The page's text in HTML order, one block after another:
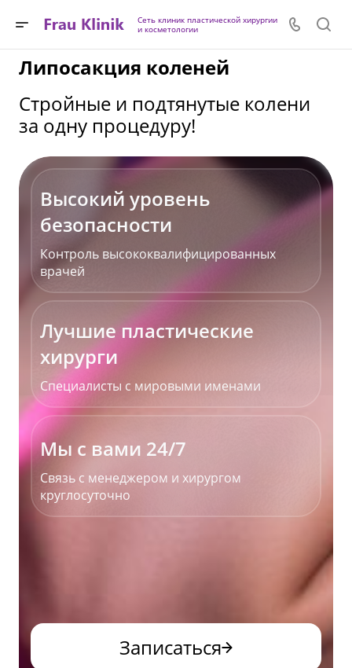
Сеть клиник пластической хирургии
и косметологии
Липосакция коленей
Стройные и подтянутые колени
за одну процедуру!
Высокий уровень
безопасности
Контроль высококвалифицированных
врачей
Лучшие пластические
хирурги
Специалисты с мировыми именами
Мы с вами 24/7
Связь с менеджером и хирургом
круглосуточно
Записаться